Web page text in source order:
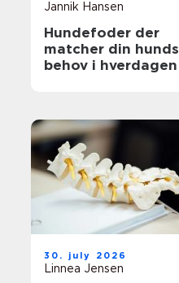
Jannik Hansen
Hundefoder der
matcher din hunds
behov i hverdagen
30. july 2026
Linnea Jensen